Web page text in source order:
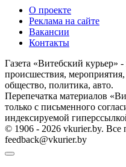
О проекте
Реклама на сайте
Вакансии
Контакты
Газета «Витебский курьер»
происшествия,
общество, политика, авто.
Перепечатка материалов
только с письменного
индексируемой
© 1906 - 2026 vkurier.by.
feedback@vkurier.by